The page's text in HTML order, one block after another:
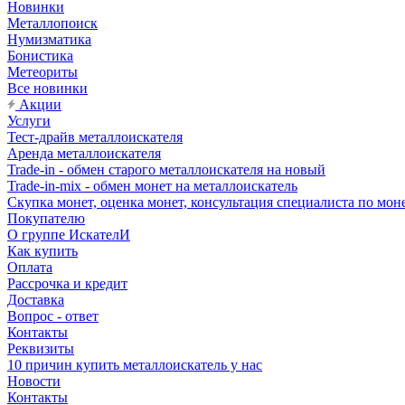
Новинки
Металлопоиск
Нумизматика
Бонистика
Метеориты
Все новинки
Акции
Услуги
Тест-драйв металлоискателя
Аренда металлоискателя
Trade-in - обмен старого металлоискателя на новый
Trade-in-mix - обмен монет на металлоискатель
Скупка монет, оценка монет, консультация специалиста по
Покупателю
О группе ИскателИ
Как купить
Оплата
Рассрочка и кредит
Доставка
Вопрос - ответ
Контакты
Реквизиты
10 причин купить металлоискатель у нас
Новости
Контакты